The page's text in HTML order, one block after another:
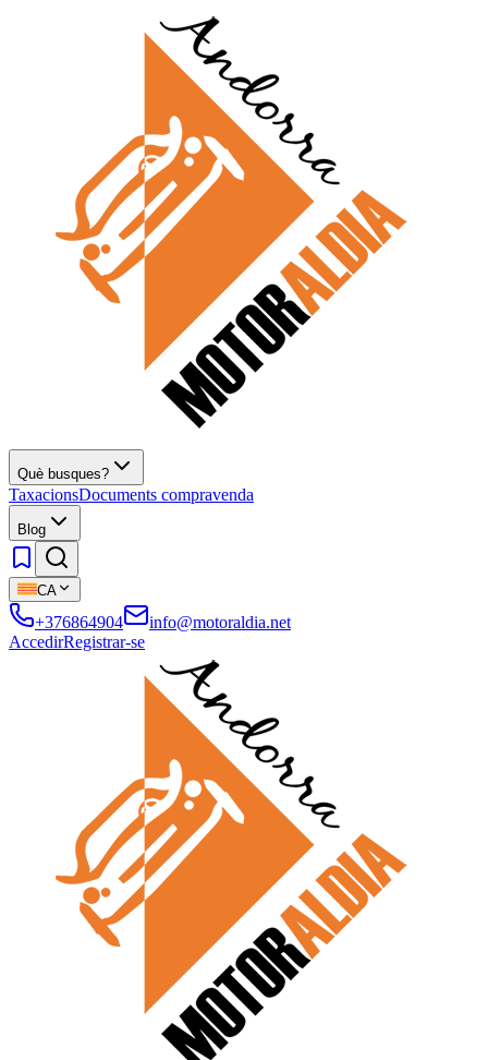
Què busques?
TaxacionsDocuments compravenda
Blog
CA
+376864904
info@motoraldia.net
AccedirRegistrar-se